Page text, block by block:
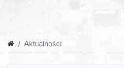
Aktualności